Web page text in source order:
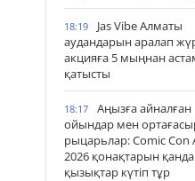
18:19
Jas Vibe Алматы
аудандарын аралап
акцияға 5 мыңнан
қатысты
18:17
Аңызға айналған
ойындар мен
рыцарьлар: Comic Con
2026 қонақтарын
қызықтар күтіп тұр